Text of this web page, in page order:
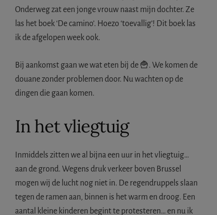
Onderweg zat een jonge vrouw naast mijn dochter. Ze
las het boek ‘De camino’. Hoezo ‘toevallig’! Dit boek las
ik de afgelopen week ook.
Bij aankomst gaan we wat eten bij de 🍟. We komen de
douane zonder problemen door. Nu wachten op de
dingen die gaan komen.
In het vliegtuig
Inmiddels zitten we al bijna een uur in het vliegtuig…
aan de grond. Wegens druk verkeer boven Brussel
mogen wij de lucht nog niet in. De regendruppels slaan
tegen de ramen aan, binnen is het warm en droog. Een
aantal kleine kinderen begint te protesteren… en nu ik